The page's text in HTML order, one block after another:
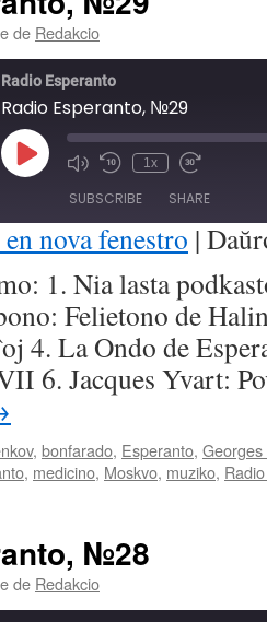
de Redakcio
Radio Esperanto
Radio Esperanto, №29
Play
Episode Mute/Unmute
Rewind
Seconds
1x
Fast
30
seconds
SUBSCRIBE SHARE
nova fenestro |
1. Nia lasta
Felietono de
4. La Ondo de
6. Jacques Yvart:
, bonfarado, Esperanto,
, medicino, Moskvo, muziko,
№28
de Redakcio